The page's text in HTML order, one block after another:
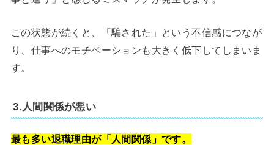
この状態が続くと、「騙された」という不信感につなが
り、仕事へのモチベーションも大きく低下してしまいま
す。
3.人間関係が悪い
最も多い退職理由が「人間関係」です。